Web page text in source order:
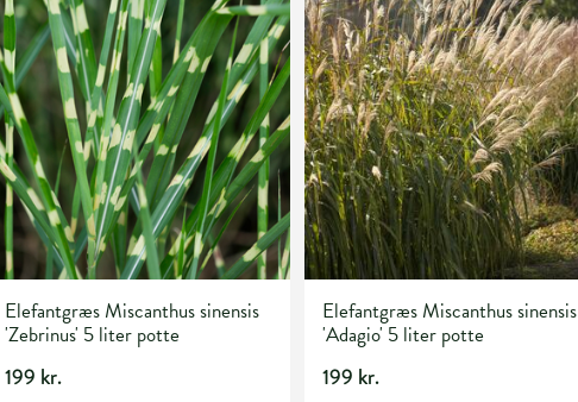
Elefantgræs Miscanthus sinensis
'Zebrinus' 5 liter potte
199 kr.
Elefantgræs Miscanthus sinensis
'Adagio' 5 liter potte
199 kr.